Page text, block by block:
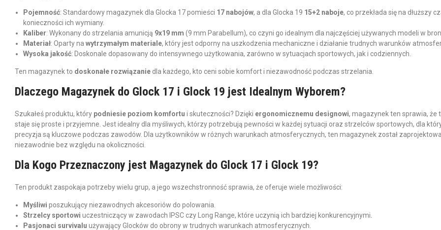
Pojemność: Standardowy magazynek dla Glocka 17 pomieści 17 nabojów, a dla Glocka 19 15+2 naboje, co przekłada się na dłuższy
konieczności ich wymiany.
Kaliber: Wykonany do strzelania amunicją 9x19 mm (9 mm Parabellum), co czyni go idealnym dla najczęściej używanych modeli w
Materiał: Oparty na wytrzymałym materiale, który jest odporny na uszkodzenia mechaniczne i działanie trudnych warunków
Wysoka jakość: Doskonale dopasowany do intensywnego użytkowania, zarówno w sytuacjach sportowych, jak i codziennych.
Ten magazynek to doskonałe rozwiązanie dla każdego, kto ceni sobie komfort i niezawodność podczas strzelania.
Dlaczego Magazynek do Glock 17 i Glock 19 jest Idealnym Wyborem?
Szukałeś produktu, który podniesie poziom komfortu i skuteczności? Dzięki ergonomicznemu designowi, magazynek ten sprawia, że
staje się proste i przyjemne. Jest idealny dla myśliwych, którzy potrzebują pewności w każdej sytuacji oraz strzelców sportowych, dla
precyzja są kluczowe podczas zawodów. Dla użytkowników w różnych warunkach atmosferycznych, ten magazynek został
niezawodnie bez względu na okoliczności.
Dla Kogo Przeznaczony jest Magazynek do Glock 17 i Glock 19?
Ten produkt zaspokaja potrzeby wielu grup, a jego wszechstronność sprawia, że oferuje wiele możliwości:
Myśliwi poszukujący niezawodnych akcesoriów do polowania.
Strzelcy sportowi uczestniczący w zawodach IPSC czy Long Range, które uczynią ich bardziej konkurencyjnymi.
Pasjonaci survivalu używający Glocków do obrony w trudnych warunkach atmosferycznych.